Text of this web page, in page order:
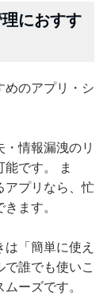
におすす
めのアプリ・シ
情報漏洩のリ
です。 ま
アプリなら、忙
ます。
「簡単に使え
誰でも使いこ
ーズです。